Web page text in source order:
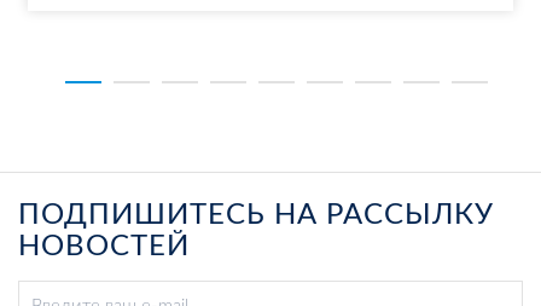
ПОДПИШИТЕСЬ НА РАССЫЛКУ
НОВОСТЕЙ